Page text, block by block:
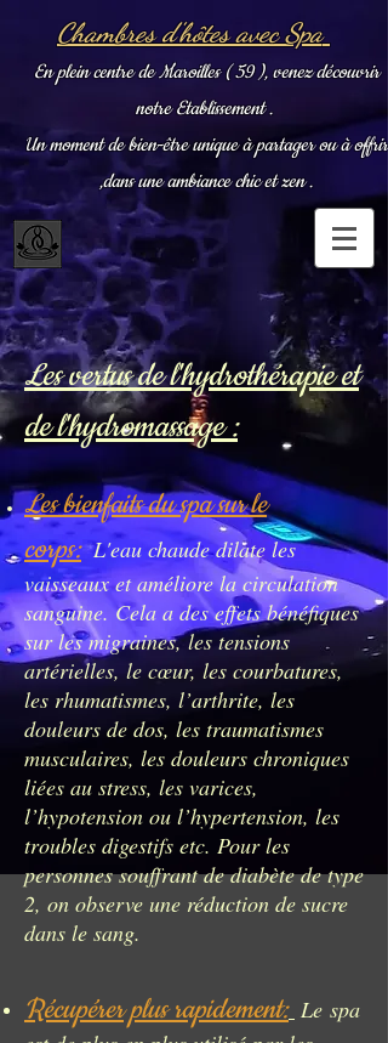
Chambres d'hôtes avec Spa
En plein centre de Maroilles ( 59 ), venez découvrir
notre Etablissement .
Un moment de bien-être unique à partager ou à offrir
,dans une ambiance chic et zen .
Les vertus de l'hydrothérapie et
de l'hydromassage :
Les bienfaits du spasur le
corps: L'eau chaude dilate les
vaisseaux et améliore la circulation
sanguine. Cela a des effets bénéfiques
sur les migraines, les tensions
artérielles, le cœur, les courbatures,
les rhumatismes, l’arthrite, les
douleurs de dos, les traumatismes
musculaires, les douleurs chroniques
liées au stress, les varices,
l’hypotension ou l’hypertension, les
troubles digestifs etc. Pour les
personnes souffrant de diabète de type
2, on observe une réduction de sucre
dans le sang.
Récupérer plus rapidement: Le spa